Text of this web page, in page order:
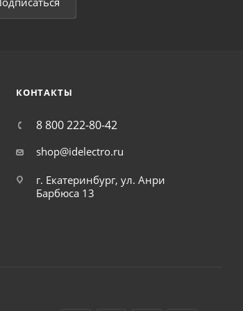
КОНТАКТЫ
8 800 222-80-42
shop@idelectro.ru
г. Екатеринбург, ул. Анри
Барбюса 13